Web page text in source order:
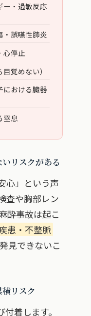
ー・過敏反応
・誤嚥性肺炎
心停止
覚めない）
における臓器
窒息
リスクがある
心」という声
査や胸部レン
酔事故は起こ
患・不整脈
見できないこ
リスク
着します。